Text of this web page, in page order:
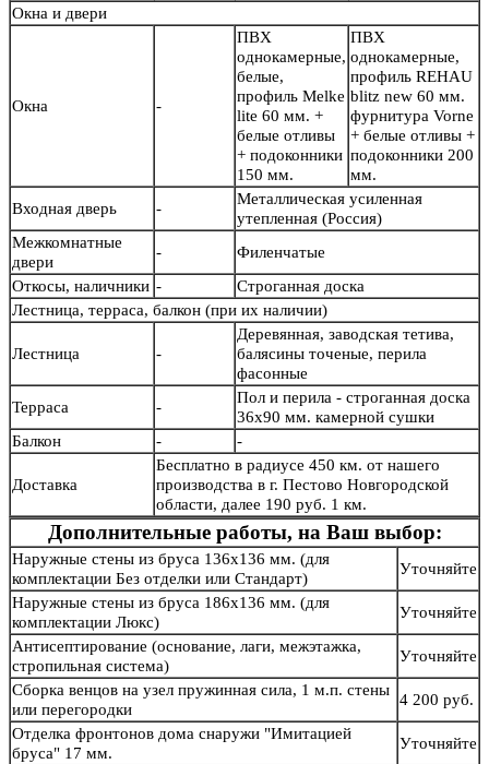
Окна и двери
Окна -
ПВХ
однокамерные,
белые,
профиль Melke
lite 60 мм. +
белые отливы
+ подоконники
150 мм.
ПВХ
однокамерные,
профиль REHAU
blitz new 60 мм.
фурнитура Vorne
+ белые отливы +
подоконники 200
мм.
Входная дверь
-
Металлическая усиленная
утепленная (Россия)
Межкомнатные
двери
-
Филенчатые
Откосы, наличники -
Строганная доска
Лестница, терраса, балкон (при их наличии)
Лестница -
Деревянная, заводская тетива,
балясины точеные, перила
фасонные
Терраса
-
Пол и перила - строганная доска
36х90 мм. камерной сушки
Балкон
- -
Доставка
Бесплатно в радиусе 450 км. от нашего
производства в г. Пестово Новгородской
области, далее 190 руб. 1 км.
Дополнительные работы, на Ваш выбор:
Наружные стены из бруса 136х136 мм. (для
комплектации Без отделки или Стандарт)
Уточняйте
Наружные стены из бруса 186х136 мм. (для
комплектации Люкс)
Уточняйте
Антисептирование (основание, лаги, межэтажка,
стропильная система)
Уточняйте
Сборка венцов на узел пружинная сила, 1 м.п. стены
или перегородки
4 200 руб.
Отделка фронтонов дома снаружи "Имитацией
бруса" 17 мм.
Уточняйте